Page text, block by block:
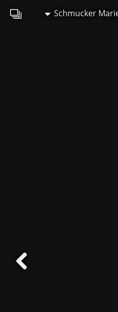
Schmucker